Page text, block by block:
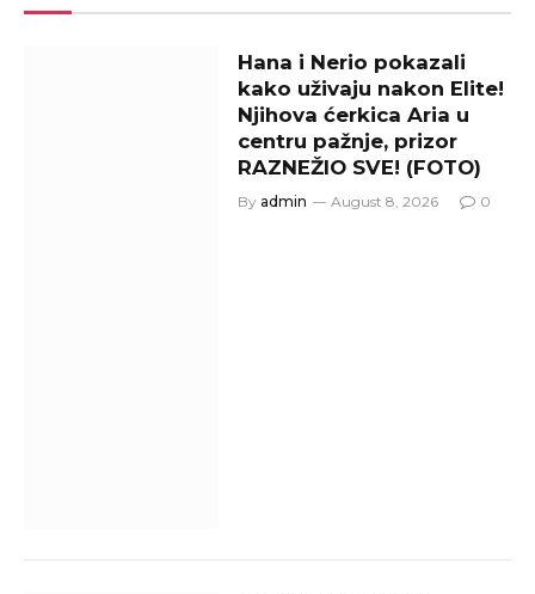
Hana i Nerio pokazali
kako uživaju nakon Elite!
Njihova ćerkica Aria u
centru pažnje, prizor
RAZNEŽIO SVE! (FOTO)
By admin August 8, 2026 0